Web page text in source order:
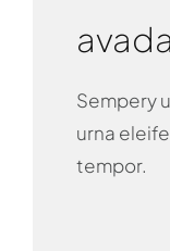
Sempery
urna
tempor.